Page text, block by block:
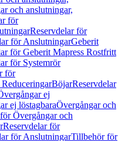
och anslutningar,
för
Reservdelar för
för AnslutningarGeberit
för Geberit Mapress Rostfritt
för Systemrör
för
BöjarReservdelar
ej
ej löstagbaraÖvergångar och
Övergångar och
Reservdelar för
för AnslutningarTillbehör för